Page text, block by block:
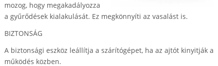
mozog, hogy megakadályozza
a gyűrődések kialakulását. Ez megkönnyíti az vasalást is.
BIZTONSÁG
A biztonsági eszköz leállítja a szárítógépet, ha az ajtót kinyitják a
működés közben.